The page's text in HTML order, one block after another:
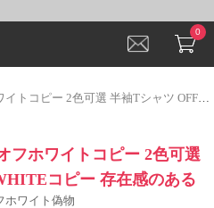
0
色可選 半袖Tシャツ OFF-WHITEコピー 存在感のある
フホワイトコピー 2色可選
コピー 存在感のある
ホワイト偽物